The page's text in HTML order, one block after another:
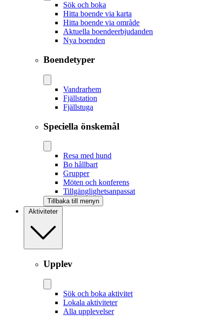
Sök och boka
Hitta boende via karta
Hitta boende via område
Aktuella boendeerbjudanden
Nya boenden
Boendetyper
Vandrarhem
Fjällstation
Fjällstuga
Speciella önskemål
Resa med hund
Bo hållbart
Grupper
Möten och konferens
Tillgänglighetsanpassat
Tillbaka till menyn
Aktiviteter
Upplev
Sök och boka aktivitet
Lokala aktiviteter
Alla upplevelser